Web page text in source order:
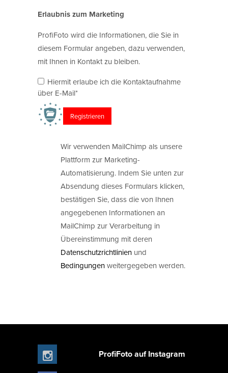
Erlaubnis zum Marketing
ProfiFoto wird die Informationen, die Sie in
diesem Formular angeben, dazu verwenden,
mit Ihnen in Kontakt zu bleiben.
Hiermit erlaube ich die Kontaktaufnahme
über E-Mail*
Wir verwenden MailChimp als unsere
Plattform zur Marketing-
Automatisierung. Indem Sie unten zur
Absendung dieses Formulars klicken,
bestätigen Sie, dass die von Ihnen
angegebenen Informationen an
MailChimp zur Verarbeitung in
Übereinstimmung mit deren
Datenschutzrichtlinien und
Bedingungenweitergegeben werden.
ProfiFoto auf Instagram